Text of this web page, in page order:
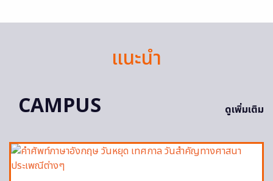
แนะนำ
CAMPUS
ดูเพิ่มเติม